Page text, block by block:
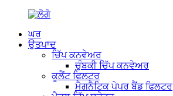
ਘਰ
ਉਤਪਾਦ
ਚਿੱਪ ਕਨਵੇਅਰ
ਚੁੰਬਕੀ ਚਿੱਪ ਕਨਵੇਅਰ
ਕੂਲੈਂਟ ਫਿਲਟਰ
ਮੈਗਨੈਟਿਕ ਪੇਪਰ ਬੈਂਡ ਫਿਲਟਰ